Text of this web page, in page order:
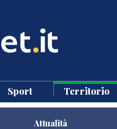
Sport Territorio
Attualità